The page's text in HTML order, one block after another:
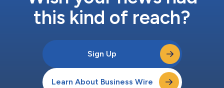
this kind of reach?
Sign Up
Learn About Business Wire